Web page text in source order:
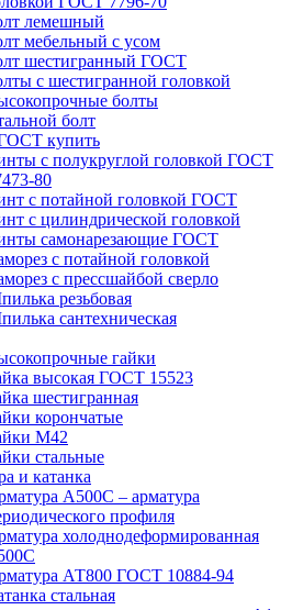
лемешный
мебельный с усом
шестигранный ГОСТ
с шестигранной головкой
болты
болт
купить
с полукруглой головкой ГОСТ
80
с потайной головкой ГОСТ
с цилиндрической головкой
самонарезающие ГОСТ
с потайной головкой
с прессшайбой сверло
резьбовая
сантехническая
гайки
высокая ГОСТ 15523
шестигранная
корончатые
М42
стальные
и катанка
А500С – арматура
профиля
холоднодеформированная
АТ800 ГОСТ 10884-94
стальная